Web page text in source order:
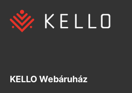
KELLO Webáruház